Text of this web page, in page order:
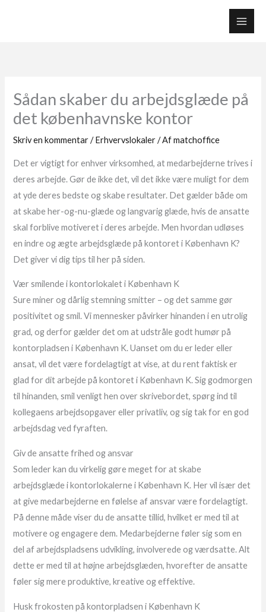
Sådan skaber du arbejdsglæde på
det københavnske kontor
Skriv en kommentar /Erhvervslokaler/ Afmatchoffice
Det er vigtigt for enhver virksomhed, at medarbejderne trives i
deres arbejde. Gør de ikke det, vil det ikke være muligt for dem
at yde deres bedste og skabe resultater. Det gælder både om
at skabe her-og-nu-glæde og langvarig glæde, hvis de ansatte
skal forblive motiveret i deres arbejde. Men hvordan udløses
en indre og ægte arbejdsglæde på kontoret i København K?
Det giver vi dig tips til her på siden.
Vær smilende i kontorlokalet i København K
Sure miner og dårlig stemning smitter – og det samme gør
positivitet og smil. Vi mennesker påvirker hinanden i en utrolig
grad, og derfor gælder det om at udstråle godt humør på
kontorpladsen i København K. Uanset om du er leder eller
ansat, vil det være fordelagtigt at vise, at du rent faktisk er
glad for dit arbejde på kontoret i København K. Sig godmorgen
til hinanden, smil venligt hen over skrivebordet, spørg ind til
kollegaens arbejdsopgaver eller privatliv, og sig tak for en god
arbejdsdag ved fyraften.
Giv de ansatte frihed og ansvar
Som leder kan du virkelig gøre meget for at skabe
arbejdsglæde i kontorlokalerne i København K. Her vil især det
at give medarbejderne en følelse af ansvar være fordelagtigt.
På denne måde viser du de ansatte tillid, hvilket er med til at
motivere og engagere dem. Medarbejderne føler sig som en
del af arbejdspladsens udvikling, involverede og værdsatte. Alt
dette er med til at højne arbejdsglæden, hvorefter de ansatte
føler sig mere produktive, kreative og effektive.
Husk frokosten på kontorpladsen i København K